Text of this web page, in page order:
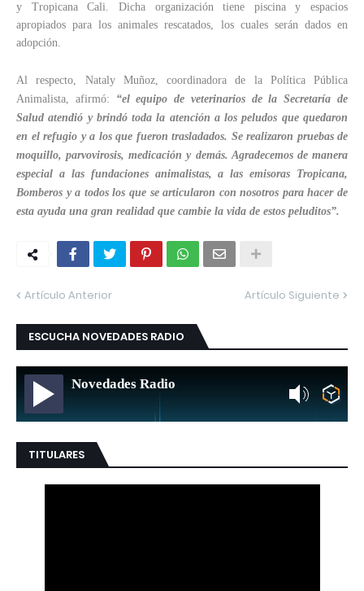
y Tropicana Cali. Dicha organización tiene piscina y espacios
apropiados para los animales rescatados, los cuales serán dados en
adopción.
Al respecto, Nataly Muñoz, coordinadora de la Política Pública
Animalista, afirmó: “el equipo de veterinarios de la Secretaría de
Salud atendió y brindó toda la atención a los peludos que quedaron
en el refugio y a los que fueron trasladados. Se realizaron pruebas de
moquillo, parvovirosis, medicación y demás. Agradecemos de manera
especial a las fundaciones animalistas, a las emisoras Tropicana,
Bomberos y a todos los que se articularon con nosotros para hacer de
esta ayuda una gran realidad que cambie la vida de estos peluditos”.
Artículo Anterior Artículo Siguiente
ESCUCHA NOVEDADES RADIO
Novedades Radio
TITULARES